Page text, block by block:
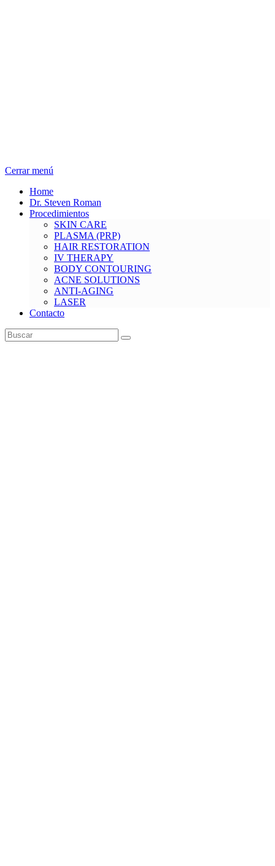
Cerrar menú
Home
Dr. Steven Roman
Procedimientos
SKIN CARE
PLASMA (PRP)
HAIR RESTORATION
IV THERAPY
BODY CONTOURING
ACNE SOLUTIONS
ANTI-AGING
LASER
Contacto